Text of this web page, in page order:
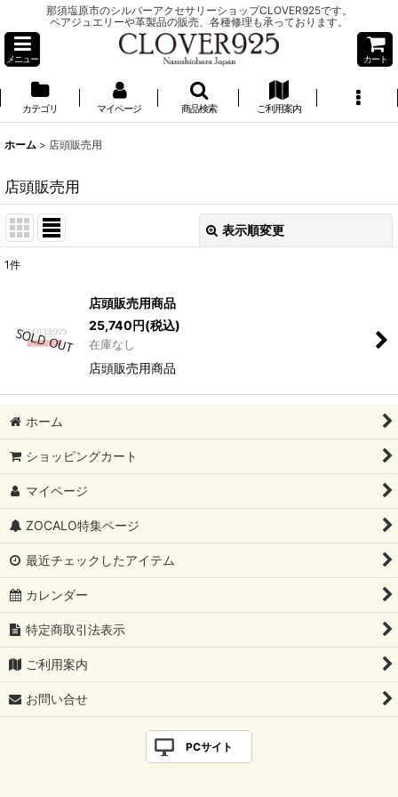
那須塩原市のシルバーアクセサリーショップCLOVER925です。
ペアジュエリーや革製品の販売、各種修理も承っております。
メニュー カート
カテゴリ マイページ 商品検索 ご利用案内
ホーム > 店頭販売用
店頭販売用
表示順変更
並び順:
絞り込む
1件
店頭販売用商品
25,740円(税込)
在庫なし
店頭販売用商品
ホーム
ショッピングカート
マイページ
ZOCALO特集ページ
最近チェックしたアイテム
カレンダー
特定商取引法表示
ご利用案内
お問い合せ
PCサイト